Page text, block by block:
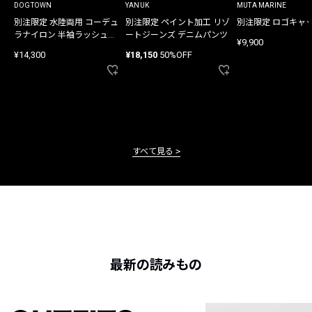
DOGTOWN
別注限定 水陸両用 コーデュ
ラナイロン 半袖ラッシュガ
¥14,300
YANUK
別注限定 ペイント加工 リゾ
ートジーンズ デニムパンツ
¥18,150 50%OFF
MUTA MARINE
別注限定 ロゴキャ
¥9,900
すべて見る
最新の読みもの